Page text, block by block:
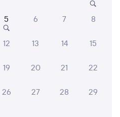
дату
5 6 7 8
12 13 14 15
19 20 21 22
26 27 28 29